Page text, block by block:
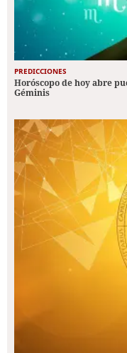
PREDICCIONES
Horóscopo de hoy abre
Géminis